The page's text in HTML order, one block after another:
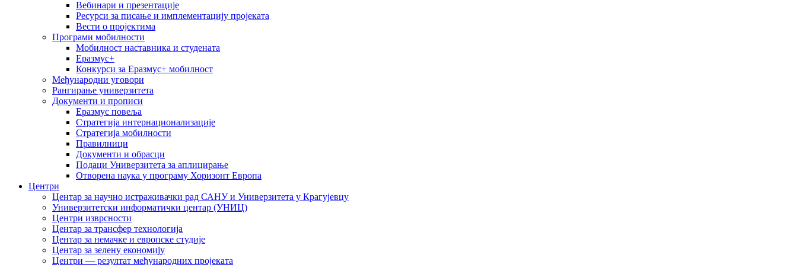
Вебинари и презентације
Ресурси за писање и имплементацију пројеката
Вести о пројектима
Програми мобилности
Мобилност наставника и студената
Еразмус+
Конкурси за Еразмус+ мобилност
Међународни уговори
Рангирање универзитета
Документи и прописи
Еразмус повеља
Стратегија интернационализације
Стратегија мобилности
Правилници
Документи и обрасци
Подаци Универзитета за аплицирање
Отворена наука у програму Хоризонт Европа
Центри
Центар за научно истраживачки рад САНУ и Универзитета у Крагујевцу
Универзитетски информатички центар (УНИЦ)
Центри изврсности
Центар за трансфер технологија
Центар за немачке и европске студије
Центар за зелену економију
Центри — резултат међународних пројеката